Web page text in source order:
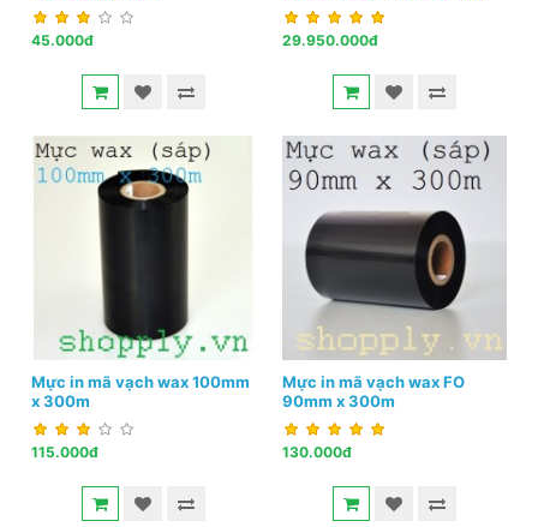
45.000đ 29.950.000đ
Mực in mã vạch wax 100mm
x 300m
115.000đ
Mực in mã vạch wax FO
90mm x 300m
130.000đ